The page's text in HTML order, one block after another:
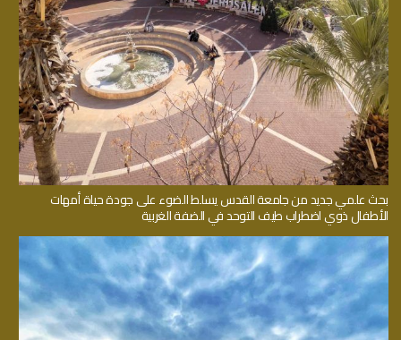
بحث علمي جديد من جامعة القدس يسلط الضوء على جودة حياة أمهات
الأطفال ذوي اضطراب طيف التوحد في الضفة الغربية